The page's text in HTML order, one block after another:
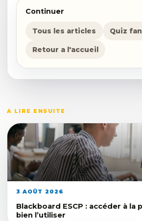
Continuer
Tous les articles Quiz
Retour a l'accueil
A LIRE ENSUITE
3 AOÛT 2026
Blackboard ESCP : accéder à
bien l’utiliser